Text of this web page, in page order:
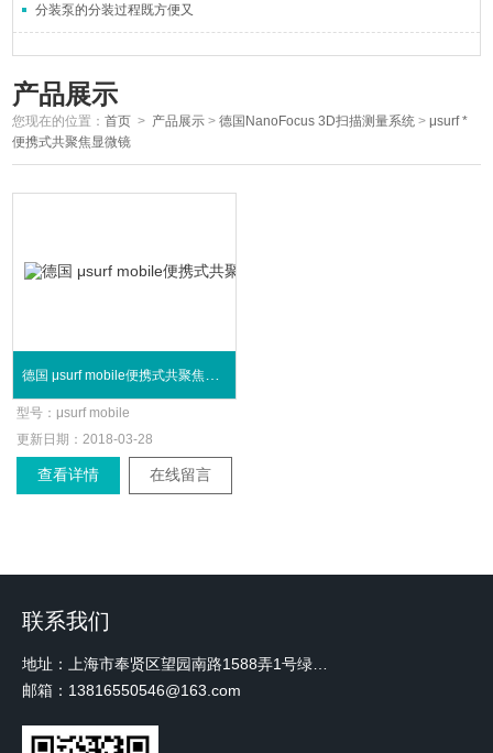
分装泵的分装过程既方便又
产品展示
您现在的位置：首页 > 产品展示 >德国NanoFocus 3D扫描测量系统 >μsurf *
便携式共聚焦显微镜
型号： μsurf mobile
更新日期： 2018-03-28
查看详情 在线留言
联系我们
邮箱：13816550546@163.com